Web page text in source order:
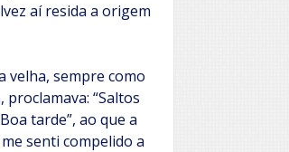
aí resida a origem
velha, sempre como
“Saltos
tarde”, ao que a
senti compelido a